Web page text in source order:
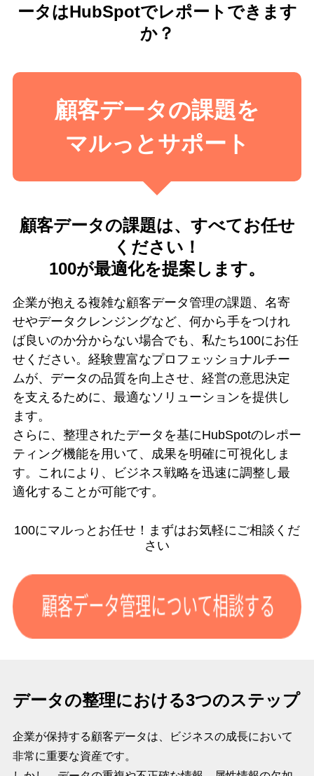
ータはHubSpotでレポートできます
か？
顧客データの課題を
マルっとサポート
顧客データの課題は、すべてお任せ
ください！
100が最適化を提案します。
企業が抱える複雑な顧客データ管理の課題、名寄
せやデータクレンジングなど、何から手をつけれ
ば良いのか分からない場合でも、私たち100にお任
せください。経験豊富なプロフェッショナルチー
ムが、データの品質を向上させ、経営の意思決定
を支えるために、最適なソリューションを提供し
ます。
さらに、整理されたデータを基にHubSpotのレポー
ティング機能を用いて、成果を明確に可視化しま
す。これにより、ビジネス戦略を迅速に調整し最
適化することが可能です。
100にマルっとお任せ！まずはお気軽にご相談くだ
さい
データの整理における3つのステップ
企業が保持する顧客データは、ビジネスの成長において
非常に重要な資産です。